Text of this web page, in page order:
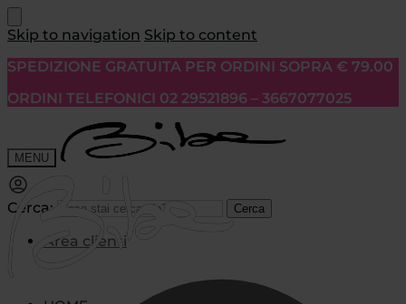
Skip to navigation Skip to content
SPEDIZIONE GRATUITA PER ORDINI SOPRA € 79.00
ORDINI TELEFONICI 02 29521896 – 3667077025
MENU
Cerca: Cerca
Area clienti